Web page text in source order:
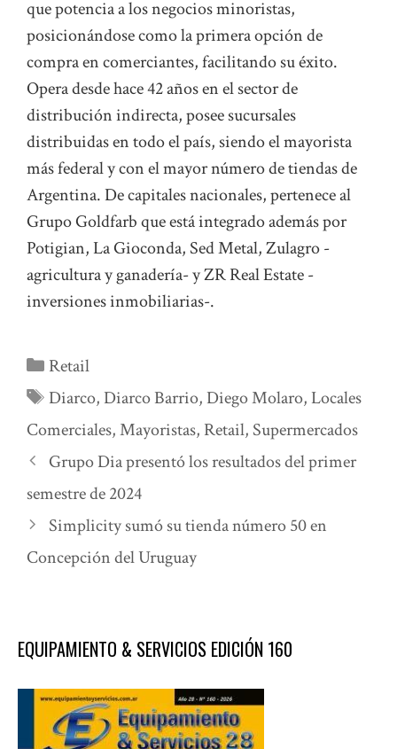
que potencia a los negocios minoristas,
posicionándose como la primera opción de
compra en comerciantes, facilitando su éxito.
Opera desde hace 42 años en el sector de
distribución indirecta, posee sucursales
distribuidas en todo el país, siendo el mayorista
más federal y con el mayor número de tiendas de
Argentina. De capitales nacionales, pertenece al
Grupo Goldfarb que está integrado además por
Potigian, La Gioconda, Sed Metal, Zulagro -
agricultura y ganadería- y ZR Real Estate -
inversiones inmobiliarias-.
Categorías
Retail
Etiquetas
Diarco,Diarco Barrio,Diego Molaro,Locales
Comerciales,Mayoristas, Retail, Supermercados
Grupo Dia presentó los resultados del primer
semestre de 2024
Simplicity sumó su tienda número 50 en
Concepción del Uruguay
EQUIPAMIENTO & SERVICIOS EDICIÓN 160